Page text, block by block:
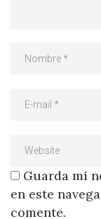
Guarda mi
en este
comente.